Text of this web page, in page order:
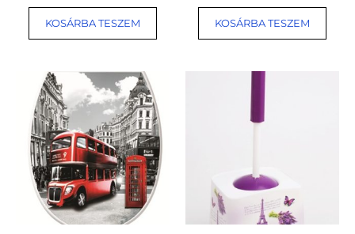
KOSÁRBA TESZEM KOSÁRBA TESZEM